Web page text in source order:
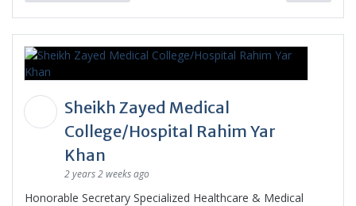
Sheikh Zayed Medical
College/Hospital Rahim Yar
Khan
2 years 2 weeks ago
Honorable Secretary Specialized Healthcare & Medical